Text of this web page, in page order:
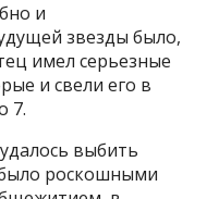
и
звезды было,
имел серьезные
и свели его в
7.
выбить
роскошными